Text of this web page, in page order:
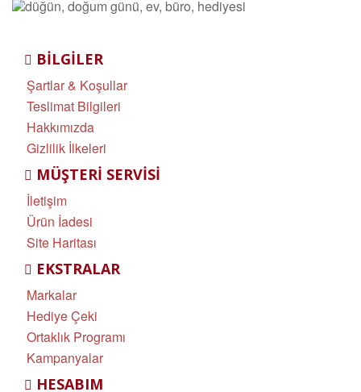
BILGILER
Şartlar & Koşullar
Teslimat Bilgileri
Hakkımızda
Gizlilik İlkeleri
MÜŞTERI SERVISI
İletişim
Ürün İadesi
Site Haritası
EKSTRALAR
Markalar
Hediye Çeki
Ortaklık Programı
Kampanyalar
HESABIM